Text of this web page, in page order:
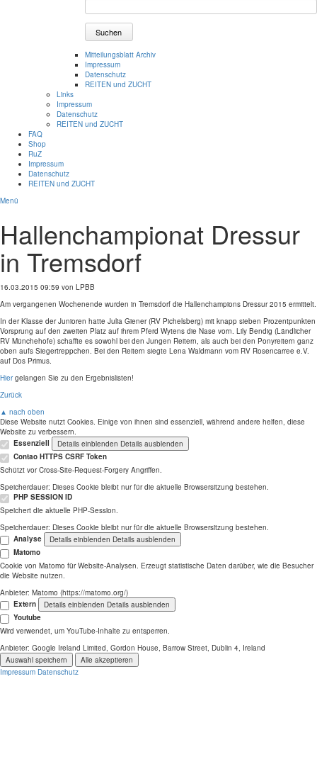
Suchen
Mitteilungsblatt Archiv
Impressum
Datenschutz
REITEN und ZUCHT
Links
Impressum
Datenschutz
REITEN und ZUCHT
FAQ
Shop
RuZ
Impressum
Datenschutz
REITEN und ZUCHT
Menü
Hallenchampionat Dressur
in Tremsdorf
16.03.2015 09:59 von LPBB
Am vergangenen Wochenende wurden in Tremsdorf die Hallenchampions Dressur 2015 ermittelt.
In der Klasse der Junioren hatte Julia Giener (RV Pichelsberg) mit knapp sieben Prozentpunkten
Vorsprung auf den zweiten Platz auf ihrem Pferd Wytens die Nase vorn. Lily Bendig (Ländlicher
RV Münchehofe) schaffte es sowohl bei den Jungen Reitern, als auch bei den Ponyreitern ganz
oben aufs Siegertreppchen. Bei den Reitern siegte Lena Waldmann vom RV Rosencarree e.V.
auf Dos Primus.
Hiergelangen Sie zu den Ergebnislisten!
Zurück
▲ nach oben
Diese Website nutzt Cookies. Einige von ihnen sind essenziell, während andere helfen, diese
Website zu verbessern.
Essenziell
Details einblenden Details ausblenden
Contao HTTPS CSRF Token
Schützt vor Cross-Site-Request-Forgery Angriffen.
Speicherdauer: Dieses Cookie bleibt nur für die aktuelle Browsersitzung bestehen.
PHP SESSION ID
Speichert die aktuelle PHP-Session.
Speicherdauer: Dieses Cookie bleibt nur für die aktuelle Browsersitzung bestehen.
Analyse
Details einblenden Details ausblenden
Matomo
Cookie von Matomo für Website-Analysen. Erzeugt statistische Daten darüber, wie die Besucher
die Website nutzen.
Anbieter: Matomo (https://matomo.org/)
Extern
Details einblenden Details ausblenden
Youtube
Wird verwendet, um YouTube-Inhalte zu entsperren.
Anbieter: Google Ireland Limited, Gordon House, Barrow Street, Dublin 4, Ireland
Auswahl speichern
Alle akzeptieren
Impressum Datenschutz